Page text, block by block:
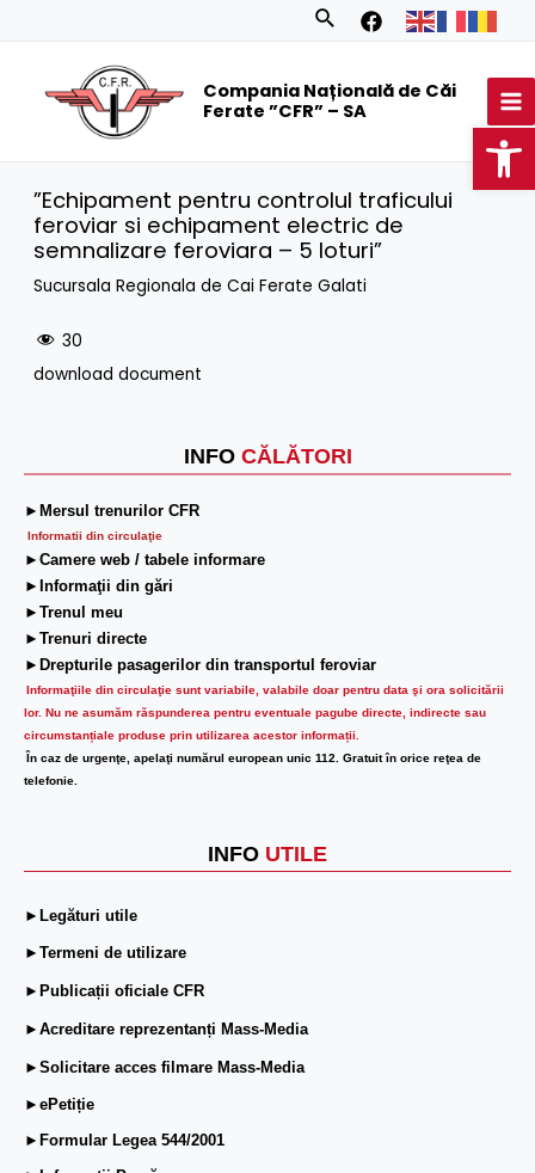
Search
Compania Națională de Căi
Ferate ”CFR” – SA
INFO CĂLĂTORI
►Mersul trenurilor CFR
Informatii din circulaţie
►Camere web / tabele informare
►Informaţii din gări
►Trenul meu
►Trenuri directe
►Drepturile pasagerilor din transportul feroviar
Informaţiile din circulaţie sunt variabile, valabile doar pentru data şi ora solicitării
lor. Nu ne asumăm răspunderea pentru eventuale pagube directe, indirecte sau
circumstanțiale produse prin utilizarea acestor informații.
În caz de urgenţe, apelaţi numărul european unic 112. Gratuit în orice reţea de
telefonie.
INFO UTILE
►Legături utile
►Termeni de utilizare
►Publicații oficiale CFR
►Acreditare reprezentanți Mass-Media
►Solicitare acces filmare Mass-Media
►ePetiție
►Formular Legea 544/2001
”Echipament pentru controlul traficului
feroviar si echipament electric de
semnalizare feroviara – 5 loturi”
Sucursala Regionala de Cai Ferate Galati
30
download document